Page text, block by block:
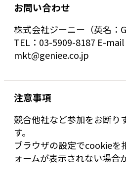
お問い合わせ
株式会社ジーニー（英名：
TEL：03-5909-8187 E-mail
mkt@geniee.co.jp
注意事項
競合他社など参加をお断り
す。
ブラウザの設定でcookieを
ォームが表示されない場合